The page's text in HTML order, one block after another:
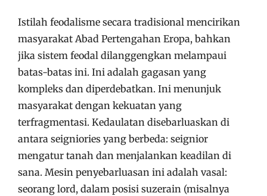
Istilah feodalisme secara tradisional mencirikan
masyarakat Abad Pertengahan Eropa, bahkan
jika sistem feodal dilanggengkan melampaui
batas-batas ini. Ini adalah gagasan yang
kompleks dan diperdebatkan. Ini menunjuk
masyarakat dengan kekuatan yang
terfragmentasi. Kedaulatan disebarluaskan di
antara seigniories yang berbeda: seignior
mengatur tanah dan menjalankan keadilan di
sana. Mesin penyebarluasan ini adalah vasal:
seorang lord, dalam posisi suzerain (misalnya